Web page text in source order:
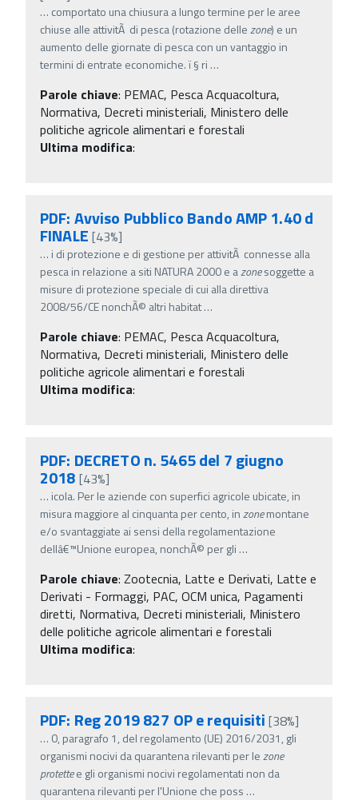
… comportato una chiusura a lungo termine per le aree
chiuse alle attivitÃ di pesca (rotazione dellezone) e un
aumento delle giornate di pesca con un vantaggio in
termini di entrate economiche. ï‚§ ri …
Parole chiave: PEMAC, Pesca Acquacoltura,
Normativa, Decreti ministeriali, Ministero delle
politiche agricole alimentari e forestali
Ultima modifica:
PDF: Avviso Pubblico Bando AMP 1.40 d
FINALE [43%]
… i di protezione e di gestione per attivitÃ connesse alla
pesca in relazione a siti NATURA 2000 e azonesoggette a
misure di protezione speciale di cui alla direttiva
2008/56/CE nonchÃ© altri habitat…
Parole chiave: PEMAC, Pesca Acquacoltura,
Normativa, Decreti ministeriali, Ministero delle
politiche agricole alimentari e forestali
Ultima modifica:
PDF: DECRETO n. 5465 del 7 giugno
2018 [43%]
… icola. Per le aziende con superfici agricole ubicate, in
misura maggiore al cinquanta per cento, inzonemontane
e/o svantaggiate ai sensi della regolamentazione
dellâ€™Unione europea, nonchÃ© per gli …
Parole chiave: Zootecnia, Latte e Derivati, Latte e
Derivati - Formaggi, PAC, OCM unica, Pagamenti
diretti, Normativa, Decreti ministeriali, Ministero
delle politiche agricole alimentari e forestali
Ultima modifica:
PDF: Reg 2019 827 OP e requisiti [38%]
… 0, paragrafo 1, del regolamento (UE) 2016/2031, gli
organismi nocivi da quarantena rilevanti per lezone
protettee gli organismi nocivi regolamentati non da
quarantena rilevanti per l'Unione che poss …